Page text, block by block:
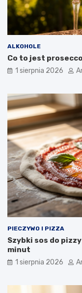
ALKOHOLE
Co to jest
1 sierpnia 2026
PIECZYWO I PIZZA
Szybki sos do
minut
1 sierpnia 2026